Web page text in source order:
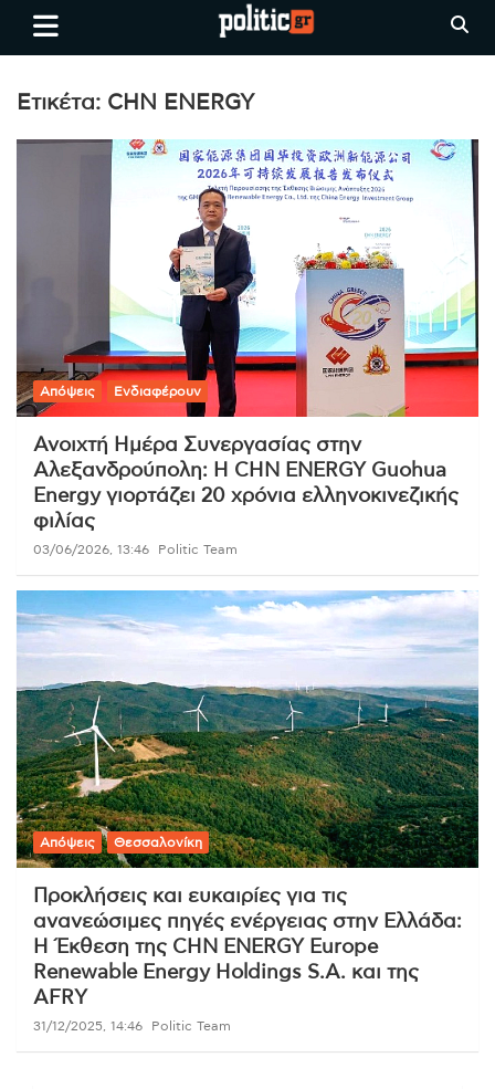
Skip
Ειδήσεις απο τη
Θεσσαλονίκη, την Ελλάδα και
όλο τον Κόσμο
politic.gr
Ετικέτα: CHN ENERGY
Απόψεις Ενδιαφέρουν
Ανοιχτή Ημέρα Συνεργασίας στην
Αλεξανδρούπολη: Η CHN ENERGY Guohua
Energy γιορτάζει 20 χρόνια ελληνοκινεζικής
φιλίας
03/06/2026, 13:46 Politic Team
Απόψεις Θεσσαλονίκη
Προκλήσεις και ευκαιρίες για τις
ανανεώσιμες πηγές ενέργειας στην Ελλάδα:
Η Έκθεση της CHN ENERGY Europe
Renewable Energy Holdings S.A. και της
AFRY
31/12/2025, 14:46 Politic Team